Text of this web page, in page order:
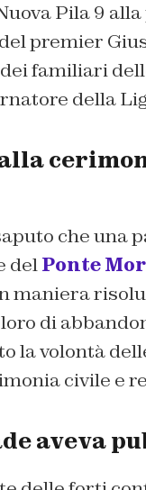
Pila 9
premier
familiari
della
che una
delPonte
maniera
di
la volontà
civile e
aveva